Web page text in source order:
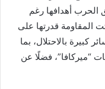
الحرب أهدافها رغم
المقاومة قدرتها على
كبيرة بالاحتلال، بما
“ميركافا”، فضلًا عن